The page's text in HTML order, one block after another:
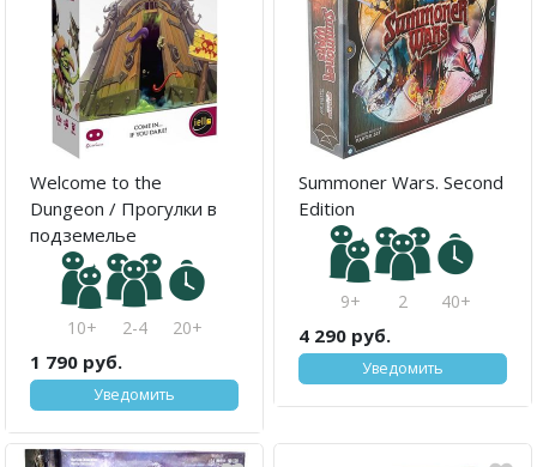
Welcome to the
Dungeon / Прогулки в
подземелье
10+ 2-4 20+
1 790 руб.
Уведомить
Summoner Wars. Second
Edition
9+ 2 40+
4 290 руб.
Уведомить